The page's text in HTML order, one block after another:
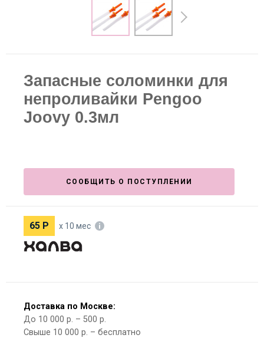
Запасные соломинки для
непроливайки Pengoo
Joovy 0.3мл
СООБЩИТЬ О ПОСТУПЛЕНИИ
65 Р х 10 мес
Доставка по Москве:
До 10 000 р. – 500 р.
Свыше 10 000 р. – бесплатно